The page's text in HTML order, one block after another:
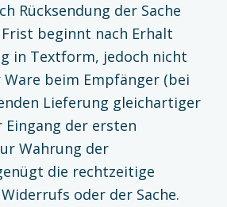
Rücksendung der Sache
beginnt nach Erhalt
in Textform, jedoch nicht
beim Empfänger (bei
Lieferung gleichartiger
der ersten
Wahrung der
die rechtzeitige
oder der Sache.